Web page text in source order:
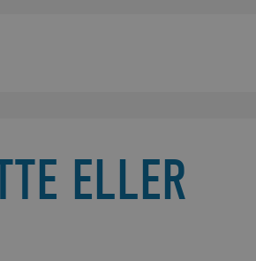
ELLER